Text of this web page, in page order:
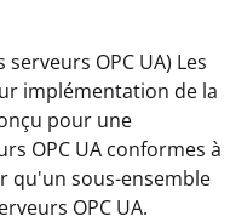
OPC UA) Les
implémentation de la
pour une
OPC UA conformes à
qu'un sous-ensemble
OPC UA.